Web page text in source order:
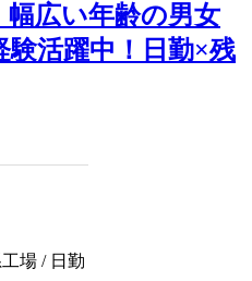
広い年齢の男女
活躍中！日勤×残
場 / 日勤